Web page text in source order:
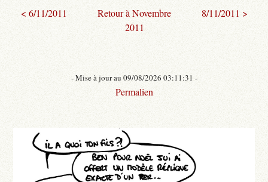
< 6/11/2011
Retour à Novembre
2011
8/11/2011 >
- Mise à jour au 09/08/2026 03:11:31 -
Permalien